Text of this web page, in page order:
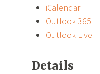
iCalendar
Outlook 365
Outlook Live
Details